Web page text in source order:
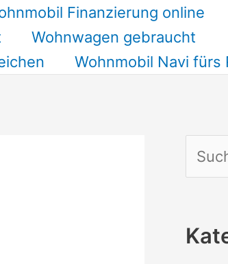
Finanzierung online
Wohnwagen gebraucht
Wohnmobil Navi fürs
u
h